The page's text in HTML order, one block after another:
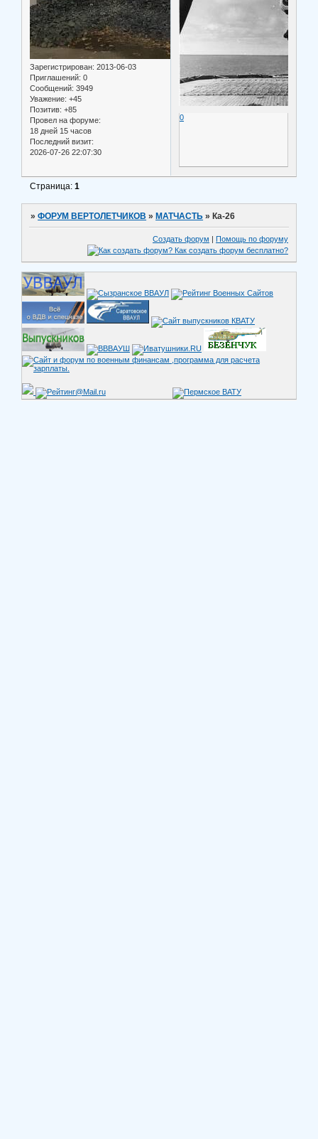
Зарегистрирован: 2013-06-03
Приглашений: 0
Сообщений: 3949
Уважение: +45
Позитив: +85
Провел на форуме:
18 дней 15 часов
Последний визит:
2026-07-26 22:07:30
0
Страница:1
»ФОРУМ ВЕРТОЛЕТЧИКОВ » МАТЧАСТЬ » Ка-26
Создать форум | Помощь по форуму